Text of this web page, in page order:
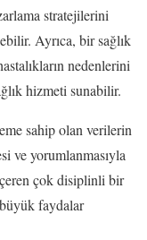
stratejilerini
Ayrıca, bir sağlık
nedenlerini
hizmeti sunabilir.
sahip olan verilerin
ve yorumlanmasıyla
çok disiplinli bir
faydalar